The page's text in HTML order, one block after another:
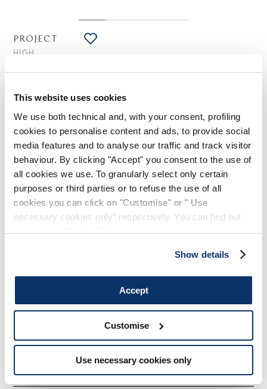
This website uses cookies
We use both technical and, with your consent, profiling
cookies to personalise content and ads, to provide social
media features and to analyse our traffic and track visitor
behaviour. By clicking "Accept" you consent to the use of
all cookies we use. To granularly select only certain
purposes or third parties or to refuse the use of all
cookies you can click on "Customise" or " Use
necessary cookies only" respectively. You can find out
more in ourCookie Policy.
Show details
Accept
Customise
Use necessary cookies only
PROJECT
HIGH
147,00 €
245,00 € -40 %
STILISTISCHE HINWEISE
Das T-Shirt Project mit lockerer Schnittform überrascht durch
seine asymmetrische Vorderseite und einen Rücken, der durch
einen ätherischen abstrakten Druck definiert wird.
Rundhals. Kurze Ärmel. Vorderseite-Drapierung. Diagonaler
EINZELHEITEN ZUM PRODUKT